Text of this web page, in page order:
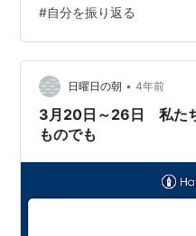
#自分を振り返る
日曜日の朝 • 4年前
3月20日～26日 私た
ものでも